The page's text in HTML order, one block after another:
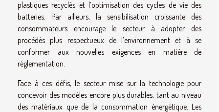
plastiques recyclés et l’optimisation des cycles de vie des
batteries. Par ailleurs, la sensibilisation croissante des
consommateurs encourage le secteur à adopter des
procédés plus respectueux de l’environnement et à se
conformer aux nouvelles exigences en matière de
réglementation.
Face à ces défis, le secteur mise sur la technologie pour
concevoir des modèles encore plus durables, tant au niveau
des matériaux que de la consommation énergétique. Les